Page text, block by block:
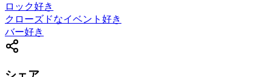
ロック好き
クローズドなイベント好き
バー好き